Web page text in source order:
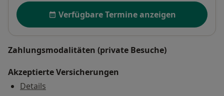
Verfügbarkeit
Verfügbare Termine anzeigen
Zahlungsmodalitäten (private Besuche)
Akzeptierte Versicherungen
Details